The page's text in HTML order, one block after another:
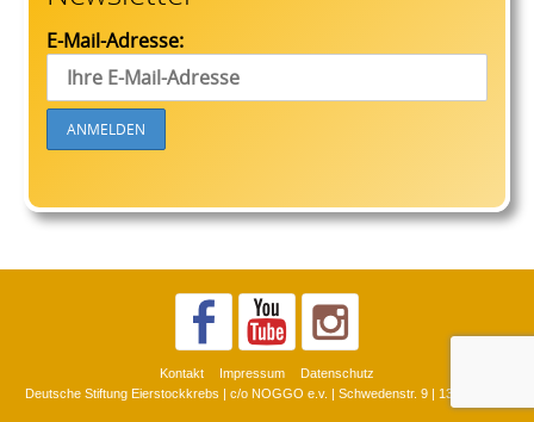
E-Mail-Adresse:
Kontakt Impressum
Datenschutz
Deutsche Stiftung Eierstockkrebs | c/o NOGGO e.v. | Schwedenstr. 9 | 13359 Berlin